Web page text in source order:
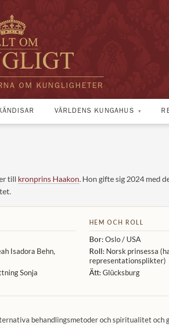
OM KUNGLIGHETER
VÄRLDENS KUNGAHUS
till kronprins Haakon. Hon gifte sig 2024 med
Isadora Behn,
Sonja
HEM OCH ROLL
Bor: Oslo / USA
Roll: Norsk prinsessa
representationsplikter)
Ätt: Glücksburg
behandlingsmetoder och spiritualitet och